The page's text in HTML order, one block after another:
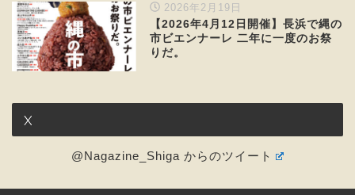
2026年2月19日
【2026年4月12日開催】長浜で縄の
市ビエンナーレ 二年に一度のお祭
りだ。
X
@Nagazine_Shiga からのツイート